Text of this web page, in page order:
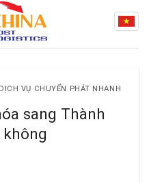
DỊCH VỤ CHUYỂN PHÁT NHANH
sang Thành